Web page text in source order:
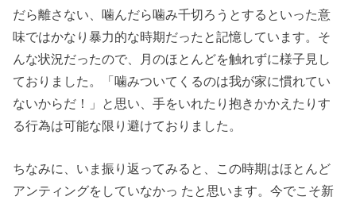
だら離さない、噛んだら噛み千切ろうとするといった意
味ではかなり暴力的な時期だったと記憶しています。そ
んな状況だったので、月のほとんどを触れずに様子見し
ておりました。「噛みついてくるのは我が家に慣れてい
ないからだ！」と思い、手をいれたり抱きかかえたりす
る行為は可能な限り避けておりました。
ちなみに、いま振り返ってみると、この時期はほとんど
アンティングをしていなかっ たと思います。今でこそ新